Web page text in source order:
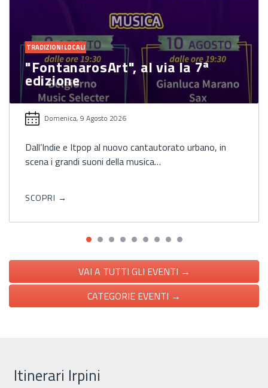
TRADIZIONI LOCALI
"FontanarosArt", al via la 7ª
edizione
Domenica, 9 Agosto 2026
Dall’Indie e Itpop al nuovo cantautorato urbano, in
scena i grandi suoni della musica…
SCOPRI →
VAI A TUTTI GLI EVENTI →
CATEGORIE EVENTI →
Itinerari Irpini